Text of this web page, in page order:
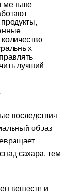
меньше
лучший
последствия
образ
сахара, тем
веществ и